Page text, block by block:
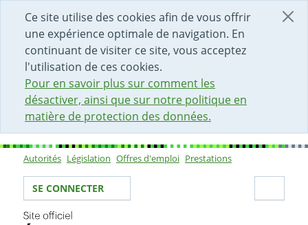
Ce site utilise des cookies afin de vous offrir
une expérience optimale de navigation. En
continuant de visiter ce site, vous acceptez
l'utilisation de ces cookies.
Pour en savoir plus sur comment les
désactiver, ainsi que sur notre politique en
matière de protection des données.
DÉBUT DU CONTENU DE LA PAGE
ACCÈS AU CHAMP DE RECHERCHE
PAGE D'ACCUEIL
FORMULAIRE DE CONTACT
Sous-navigation
Autorités Législation Offres d'emploi Prestations
Votre identité
SE CONNECTER